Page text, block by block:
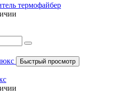
термофайбер
Быстрый просмотр